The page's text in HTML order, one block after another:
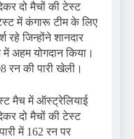
दो मैचों की टेस्ट
में कंगारू टीम के लिए
रहे जिन्होंने शानदार
अहम योगदान किया।
रन की पारी खेली।
मैच में ऑस्ट्रेलियाई
दो मैचों की टेस्ट
में 162 रन पर